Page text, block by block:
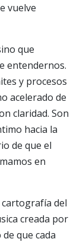
vuelve
que
entendernos.
y procesos
acelerado de
claridad. Son
hacia la
de que el
en
cartografía del
creada por
que cada